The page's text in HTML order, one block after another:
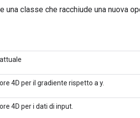
una classe che racchiude una nuova
4D per il gradiente rispetto a y.
4D per i dati di input.